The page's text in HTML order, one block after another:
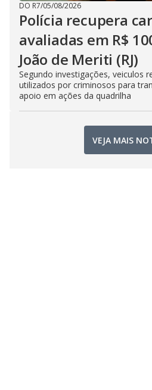
DO R7/05/08/2026
Polícia recupera
avaliadas em R$
João de Meriti (RJ)
Segundo investigações, veiculos
utilizados por criminosos para
apoio em ações da quadrilha
VEJA MAIS